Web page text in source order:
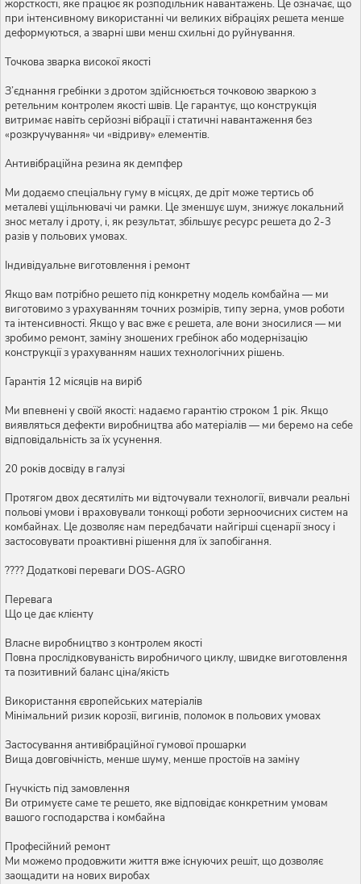
жорсткості, яке працює як розподільник навантажень. Це означає, що
при інтенсивному використанні чи великих вібраціях решета менше
деформуються, а зварні шви менш схильні до руйнування.
Точкова зварка високої якості
З’єднання гребінки з дротом здійснюється точковою зваркою з
ретельним контролем якості швів. Це гарантує, що конструкція
витримає навіть серйозні вібрації і статичні навантаження без
«розкручування» чи «відриву» елементів.
Антивібраційна резина як демпфер
Ми додаємо спеціальну гуму в місцях, де дріт може тертись об
металеві ущільнювачі чи рамки. Це зменшує шум, знижує локальний
знос металу і дроту, і, як результат, збільшує ресурс решета до 2-3
разів у польових умовах.
Індивідуальне виготовлення і ремонт
Якщо вам потрібно решето під конкретну модель комбайна — ми
виготовимо з урахуванням точних розмірів, типу зерна, умов роботи
та інтенсивності. Якщо у вас вже є решета, але вони зносилися — ми
зробимо ремонт, заміну зношених гребінок або модернізацію
конструкції з урахуванням наших технологічних рішень.
Гарантія 12 місяців на виріб
Ми впевнені у своїй якості: надаємо гарантію строком 1 рік. Якщо
виявляться дефекти виробництва або матеріалів — ми беремо на себе
відповідальність за їх усунення.
20 років досвіду в галузі
Протягом двох десятиліть ми відточували технології, вивчали реальні
польові умови і враховували тонкощі роботи зерноочисних систем на
комбайнах. Це дозволяє нам передбачати найгірші сценарії зносу і
застосовувати проактивні рішення для їх запобігання.
???? Додаткові переваги DOS-AGRO
Перевага
Що це дає клієнту
Власне виробництво з контролем якості
Повна прослідковуваність виробничого циклу, швидке виготовлення
та позитивний баланс ціна/якість
Використання європейських матеріалів
Мінімальний ризик корозії, вигинів, поломок в польових умовах
Застосування антивібраційної гумової прошарки
Вища довговічність, менше шуму, менше простоїв на заміну
Гнучкість під замовлення
Ви отримуєте саме те решето, яке відповідає конкретним умовам
вашого господарства і комбайна
Професійний ремонт
Ми можемо продовжити життя вже існуючих решіт, що дозволяє
заощадити на нових виробах